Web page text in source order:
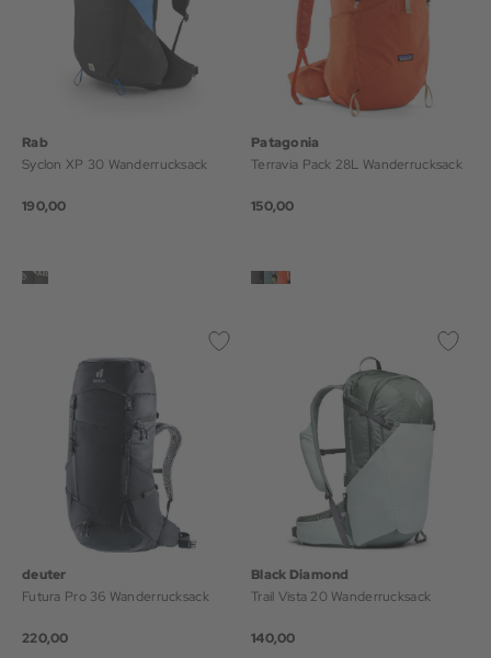
Rab
Syclon XP 30 Wanderrucksack
190,00
Patagonia
Terravia Pack 28L Wanderrucksack
150,00
deuter
Futura Pro 36 Wanderrucksack
220,00
Black Diamond
Trail Vista 20 Wanderrucksack
140,00